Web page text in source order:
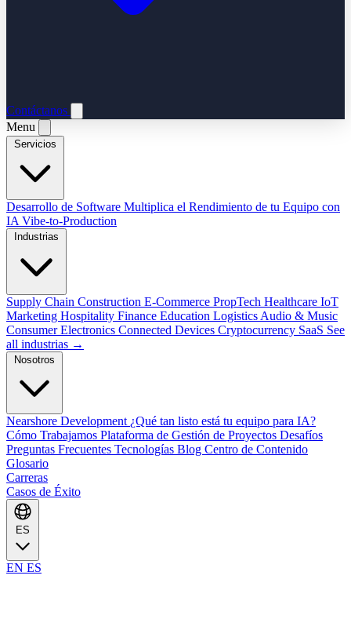
Contáctanos
Menu
Desarrollo de Software Multiplica el Rendimiento de tu Equipo con
IA Vibe-to-Production
Supply Chain Construction E-Commerce PropTech Healthcare IoT
Marketing Hospitality Finance Education Logistics Audio & Music
Consumer Electronics Connected Devices Cryptocurrency SaaS See
all industrias →
Nearshore Development ¿Qué tan listo está tu equipo para IA?
Cómo Trabajamos Plataforma de Gestión de Proyectos Desafíos
Preguntas Frecuentes Tecnologías Blog Centro de Contenido
Glosario
Carreras
Casos de Éxito
EN ES